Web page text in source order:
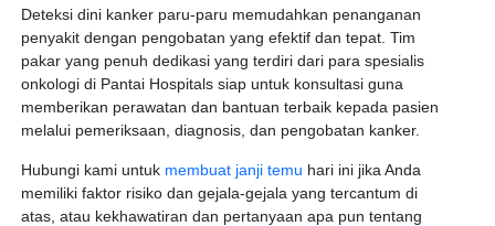
Deteksi dini kanker paru-paru memudahkan penanganan
penyakit dengan pengobatan yang efektif dan tepat. Tim
pakar yang penuh dedikasi yang terdiri dari para spesialis
onkologi di Pantai Hospitals siap untuk konsultasi guna
memberikan perawatan dan bantuan terbaik kepada pasien
melalui pemeriksaan, diagnosis, dan pengobatan kanker.
Hubungi kami untuk membuat janji temu hari ini jika Anda
memiliki faktor risiko dan gejala-gejala yang tercantum di
atas, atau kekhawatiran dan pertanyaan apa pun tentang